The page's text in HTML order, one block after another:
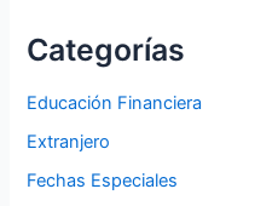
Categorías
Educación Financiera
Extranjero
Fechas Especiales